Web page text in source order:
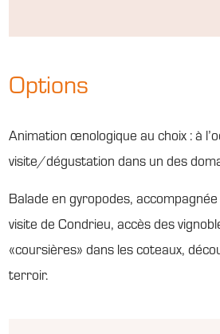
Options
Animation œnologique au choix : à
visite/dégustation dans un des
Balade en gyropodes,
visite de Condrieu, accès des
«coursières» dans les coteaux,
terroir.